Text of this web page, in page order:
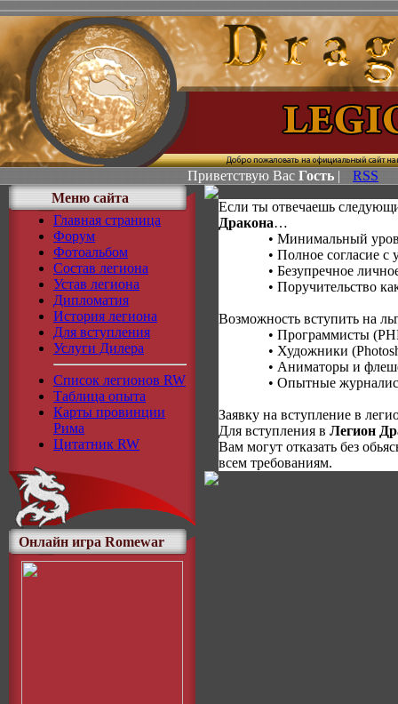
Приветствую Вас Гость |
RSS
Меню сайта
Главная страница
Форум
Фотоальбом
Состав легиона
Устав легиона
Дипломатия
История легиона
Для вступления
Услуги Дилера
Список легионов RW
Таблица опыта
Карты провинции
Рима
Цитатник RW
Онлайн игра Romewar
Если ты отвечаешь
Дракона…
• Минимальный
• Полное согласие с
• Безупречное личное
• Поручительство
Возможность вступить на
• Программисты (PHP,
• Художники
• Аниматоры и
• Опытные
Заявку на вступление в
Для вступления в Легион
Вам могут отказать без
всем требованиям.